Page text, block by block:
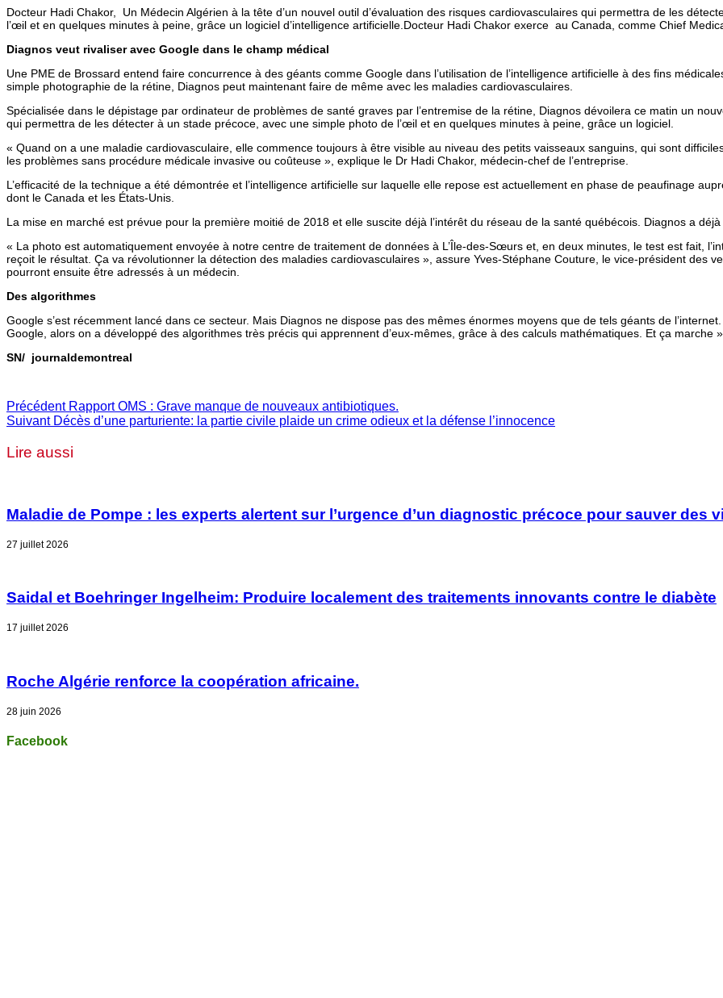
Docteur Hadi Chakor, Un Médecin Algérien à la tête d’un nouvel outil d’évaluation des risques cardiovasculaires qui permettra de les
l’œil et en quelques minutes à peine, grâce un logiciel d’intelligence artificielle.Docteur Hadi Chakor exerce au Canada, comme Chief
Diagnos veut rivaliser avec Google dans le champ médical
Une PME de Brossard entend faire concurrence à des géants comme Google dans l’utilisation de l’intelligence artificielle à des fins
simple photographie de la rétine, Diagnos peut maintenant faire de même avec les maladies cardiovasculaires.
Spécialisée dans le dépistage par ordinateur de problèmes de santé graves par l’entremise de la rétine, Diagnos dévoilera ce matin un
qui permettra de les détecter à un stade précoce, avec une simple photo de l’œil et en quelques minutes à peine, grâce un logiciel.
« Quand on a une maladie cardiovasculaire, elle commence toujours à être visible au niveau des petits vaisseaux sanguins, qui sont
les problèmes sans procédure médicale invasive ou coûteuse », explique le Dr Hadi Chakor, médecin-chef de l’entreprise.
L’efficacité de la technique a été démontrée et l’intelligence artificielle sur laquelle elle repose est actuellement en phase de peaufinage
dont le Canada et les États-Unis.
La mise en marché est prévue pour la première moitié de 2018 et elle suscite déjà l’intérêt du réseau de la santé québécois. Diagnos a
« La photo est automatiquement envoyée à notre centre de traitement de données à L’Île-des-Sœurs et, en deux minutes, le test est fait,
reçoit le résultat. Ça va révolutionner la détection des maladies cardiovasculaires », assure Yves-Stéphane Couture, le vice-président des
pourront ensuite être adressés à un médecin.
Des algorithmes
Google s’est récemment lancé dans ce secteur. Mais Diagnos ne dispose pas des mêmes énormes moyens que de tels géants de
Google, alors on a développé des algorithmes très précis qui apprennent d’eux-mêmes, grâce à des calculs mathématiques. Et ça marche
SN/ journaldemontreal
PrécédentRapport OMS : Grave manque de nouveaux antibiotiques.
SuivantDécès d’une parturiente: la partie civile plaide un crime odieux et la défense l’innocence
Lire aussi
Maladie de Pompe : les experts alertent sur l’urgence d’un diagnostic précoce pour sauver des
27 juillet 2026
Saidal et Boehringer Ingelheim: Produire localement des traitements innovants contre le diabète
17 juillet 2026
Roche Algérie renforce la coopération africaine.
28 juin 2026
Facebook